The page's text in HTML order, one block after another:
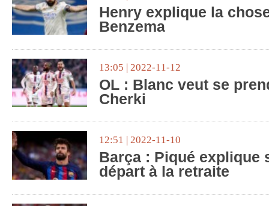
Henry explique la
Benzema
13:05 | 2022-11-12
OL : Blanc veut se
Cherki
12:51 | 2022-11-10
Barça : Piqué explique
départ à la retraite